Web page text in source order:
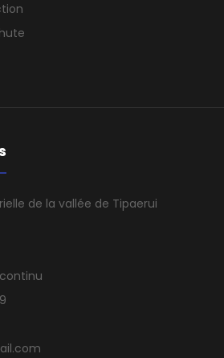
de la vallée de Tipaerui